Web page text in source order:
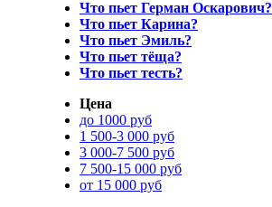
Что пьет Герман Оскарович?
Что пьет Карина?
Что пьет Эмиль?
Что пьет тёща?
Что пьет тесть?
Цена
до 1000 руб
1 500-3 000 руб
3 000-7 500 руб
7 500-15 000 руб
от 15 000 руб